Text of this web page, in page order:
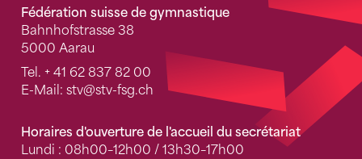
Fédération suisse de gymnastique
Bahnhofstrasse 38
5000 Aarau
Tel. + 41 62 837 82 00
E-Mail: stv@stv-fsg.ch
Horaires d'ouverture de l'accueil du secrétariat
Lundi : 08h00–12h00 / 13h30–17h00